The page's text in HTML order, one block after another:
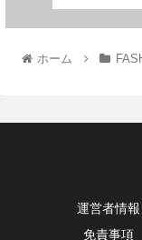
ホーム
運営者情報
免責事項